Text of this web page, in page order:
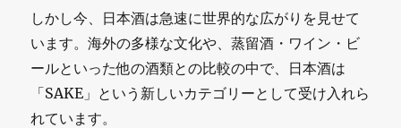
しかし今、日本酒は急速に世界的な広がりを見せて
います。海外の多様な文化や、蒸留酒・ワイン・ビ
ールといった他の酒類との比較の中で、日本酒は
「SAKE」という新しいカテゴリーとして受け入れら
れています。